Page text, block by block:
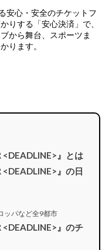
安心・安全のチケットフ
りする「安心決済」で、
から舞台、スポーツま
ります。
<DEADLINE>』とは
<DEADLINE>』の日
ッパなど全9都市
<DEADLINE>』のチ